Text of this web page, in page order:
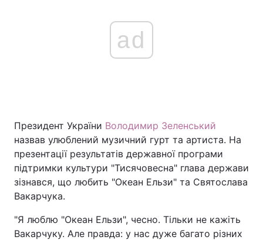
ad
Президент України Володимир Зеленський
назвав улюблений музичний гурт та артиста. На
презентації результатів державної програми
підтримки культури "Тисячовесна" глава держави
зізнався, що любить "Океан Ельзи" та Святослава
Вакарчука.
"Я люблю "Океан Ельзи", чесно. Тільки не кажіть
Вакарчуку. Але правда: у нас дуже багато різних